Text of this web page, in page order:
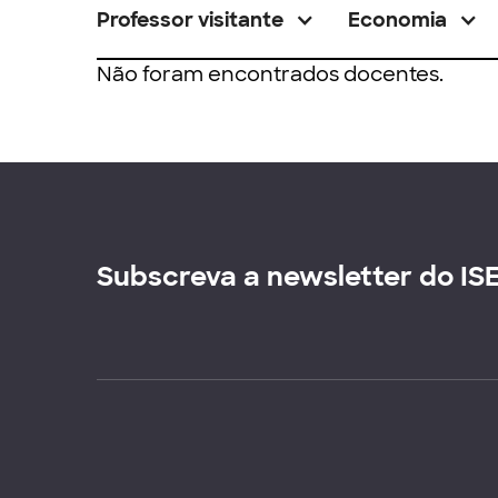
Professor visitante Economia
Não foram encontrados docentes.
Subscreva a newsletter do